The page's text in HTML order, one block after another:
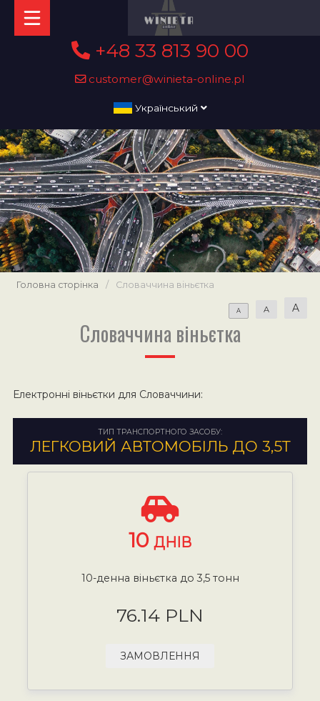
+48 33 813 90 00
customer@winieta-online.pl
Український
Головна сторінка / Словаччина віньєтка
A A A
Словаччина віньєтка
Електронні віньєтки для Словаччини:
ТИП ТРАНСПОРТНОГО ЗАСОБУ:
ЛЕГКОВИЙ АВТОМОБІЛЬ ДО 3,5Т
10 ДНІВ
10-денна віньєтка до 3,5 тонн
76.14 PLN
ЗАМОВЛЕННЯ